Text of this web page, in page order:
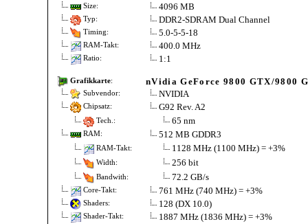
Size: 4096 MB
Typ: DDR2-SDRAM Dual Channel
Timing: 5.0-5-5-18
RAM-Takt: 400.0 MHz
Ratio: 1:1
Grafikkarte: nVidia GeForce 9800 GTX/9800
Subvendor: NVIDIA
Chipsatz: G92 Rev. A2
Tech.: 65 nm
RAM: 512 MB GDDR3
RAM-Takt: 1128 MHz (1100 MHz) = +3%
Width: 256 bit
Bandwith: 72.2 GB/s
Core-Takt: 761 MHz (740 MHz) = +3%
Shaders: 128 (DX 10.0)
Shader-Takt: 1887 MHz (1836 MHz) = +3%